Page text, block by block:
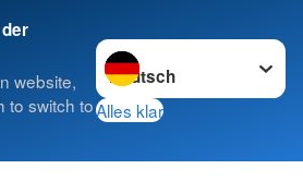
website,
to switch to
Sprache wechseln zu
Alles klar